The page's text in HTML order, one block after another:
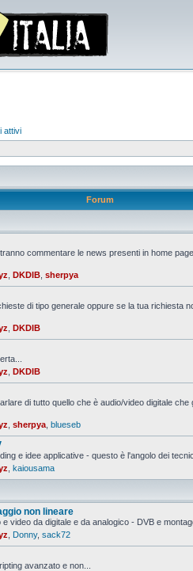
attivi
Forum
commentare le news presenti in home
DKDIB sherpya
di tipo generale oppure se la tua richiesta
DKDIB
DKDIB
di tutto quello che è audio/video digitale
sherpya blueseb
e idee applicative - questo è l'angolo dei
kaiousama
non lineare
video da digitale e da analogico - DVB e
Donny, sack72
avanzato e non...